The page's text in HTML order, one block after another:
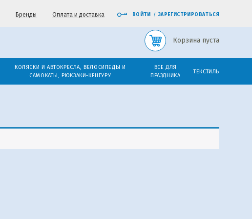
Бренды Оплата и доставка ВОЙТИ / ЗАРЕГИСТРИРОВАТЬСЯ
Корзина пуста
КОЛЯСКИ И АВТОКРЕСЛА, ВЕЛОСИПЕДЫ И
САМОКАТЫ, РЮКЗАКИ-КЕНГУРУ
ВСЕ ДЛЯ
ПРАЗДНИКА
ТЕКСТИЛЬ